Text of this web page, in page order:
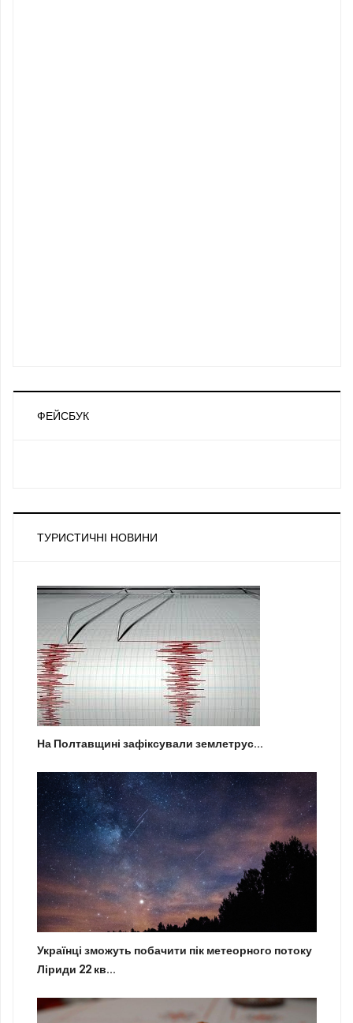
ФЕЙСБУК
ТУРИСТИЧНІ НОВИНИ
На Полтавщині зафіксували землетрус...
Українці зможуть побачити пік метеорного потоку
Ліриди 22 кв...